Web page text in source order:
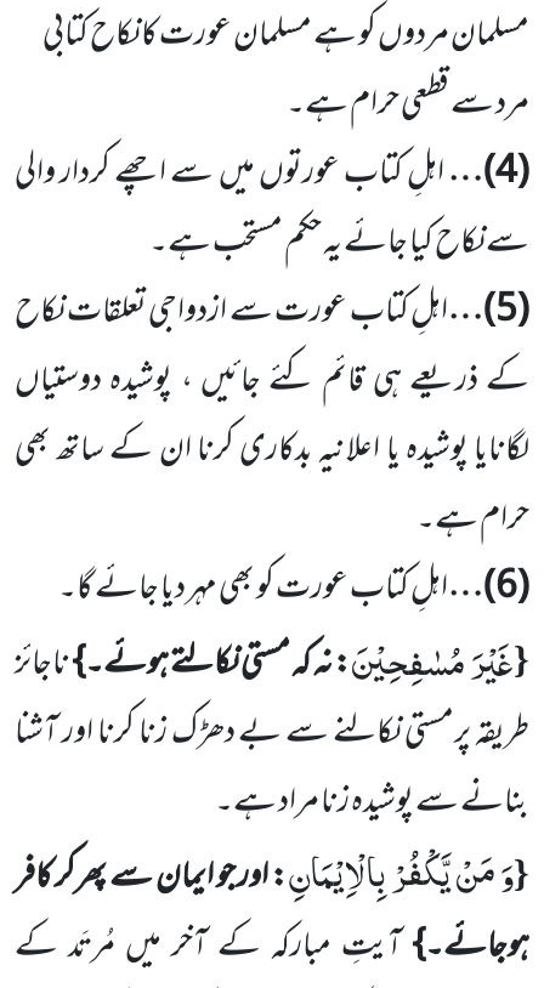
مسلمان مردوں کو ہے مسلمان عورت کا نکاح کتابی
مرد سے قطعی حرام ہے۔
(
4
)…اہلِ کتاب عورتوں میں سے اچھے کردار والی
سے نکاح کیا جائے یہ حکم مستحب ہے۔
(
5
)…اہلِ کتاب عورت سے ازدواجی تعلقات نکاح
کے ذریعے ہی قائم کئے جائیں ، پوشیدہ دوستیاں
لگانایا پوشیدہ یا اعلانیہ بدکاری کرنا ان کے ساتھ بھی
حرام ہے۔
(
6
)…اہلِ کتاب عورت کو بھی مہر دیا جائے گا۔
{غَیْرَ مُسٰفِحِیْنَ: نہ کہ مستی نکالتے ہوئے۔}ناجائز
طریقہ پرمستی نکالنے سے بے دھڑک زنا کرنا اور آشنا
بنانے سے پوشیدہ زنا مراد ہے۔
{وَ مَنْ یَّكْفُرْ بِالْاِیْمَانِ: اور جو ایمان سے پھرکر کافر
ہوجائے۔}آیتِ مبارکہ کے آخر میں مُرتَد کے